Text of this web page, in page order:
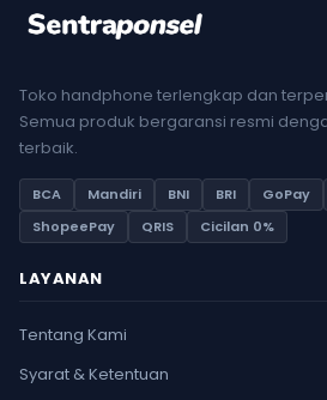
Toko handphone terlengkap dan
Semua produk bergaransi resmi
terbaik.
BCA Mandiri BNI BRI GoPay
ShopeePay
QRIS Cicilan 0%
LAYANAN
Tentang Kami
Syarat & Ketentuan